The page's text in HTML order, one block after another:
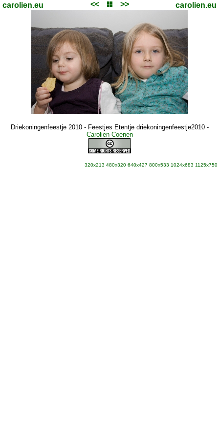
carolien.eu << >> carolien.eu
Driekoningenfeestje 2010 - Feestjes Etentje driekoningenfeestje2010-
Carolien Coenen
320x213 480x320 640x427 800x533 1024x683 1125x750